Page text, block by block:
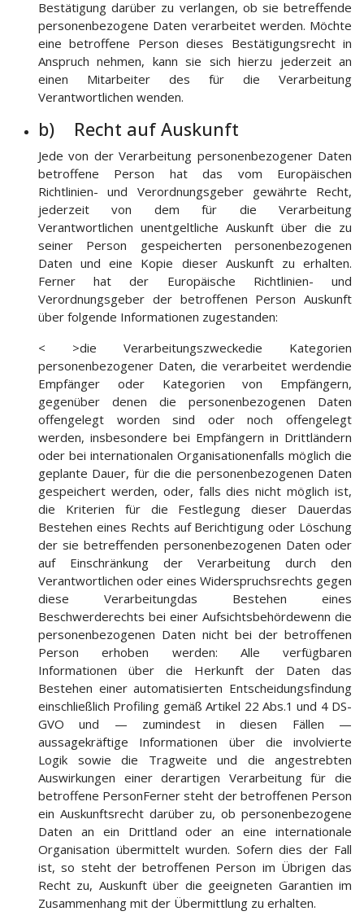
Bestätigung darüber zu verlangen, ob sie betreffende
personenbezogene Daten verarbeitet werden. Möchte
eine betroffene Person dieses Bestätigungsrecht in
Anspruch nehmen, kann sie sich hierzu jederzeit an
einen Mitarbeiter des für die Verarbeitung
Verantwortlichen wenden.
b) Recht auf Auskunft
Jede von der Verarbeitung personenbezogener Daten
betroffene Person hat das vom Europäischen
Richtlinien- und Verordnungsgeber gewährte Recht,
jederzeit von dem für die Verarbeitung
Verantwortlichen unentgeltliche Auskunft über die zu
seiner Person gespeicherten personenbezogenen
Daten und eine Kopie dieser Auskunft zu erhalten.
Ferner hat der Europäische Richtlinien- und
Verordnungsgeber der betroffenen Person Auskunft
über folgende Informationen zugestanden:
< >die Verarbeitungszweckedie Kategorien
personenbezogener Daten, die verarbeitet werdendie
Empfänger oder Kategorien von Empfängern,
gegenüber denen die personenbezogenen Daten
offengelegt worden sind oder noch offengelegt
werden, insbesondere bei Empfängern in Drittländern
oder bei internationalen Organisationenfalls möglich die
geplante Dauer, für die die personenbezogenen Daten
gespeichert werden, oder, falls dies nicht möglich ist,
die Kriterien für die Festlegung dieser Dauerdas
Bestehen eines Rechts auf Berichtigung oder Löschung
der sie betreffenden personenbezogenen Daten oder
auf Einschränkung der Verarbeitung durch den
Verantwortlichen oder eines Widerspruchsrechts gegen
diese Verarbeitungdas Bestehen eines
Beschwerderechts bei einer Aufsichtsbehördewenn die
personenbezogenen Daten nicht bei der betroffenen
Person erhoben werden: Alle verfügbaren
Informationen über die Herkunft der Daten das
Bestehen einer automatisierten Entscheidungsfindung
einschließlich Profiling gemäß Artikel 22 Abs.1 und 4 DS-
GVO und — zumindest in diesen Fällen —
aussagekräftige Informationen über die involvierte
Logik sowie die Tragweite und die angestrebten
Auswirkungen einer derartigen Verarbeitung für die
betroffene PersonFerner steht der betroffenen Person
ein Auskunftsrecht darüber zu, ob personenbezogene
Daten an ein Drittland oder an eine internationale
Organisation übermittelt wurden. Sofern dies der Fall
ist, so steht der betroffenen Person im Übrigen das
Recht zu, Auskunft über die geeigneten Garantien im
Zusammenhang mit der Übermittlung zu erhalten.